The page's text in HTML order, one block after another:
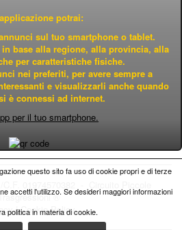
potrai:
sul tuo smartphone o tablet.
base alla regione, alla provincia, alla
per caratteristiche fisiche.
nei preferiti, per avere sempre a
e visualizzarli anche quando
è connessi ad internet.
per il tuo smartphone.
®
|Cookie Policy
questo sito fa uso di cookie propri e di terze
accetti l'utilizzo. Se desideri maggiori informazioni
politica in materia di cookie.